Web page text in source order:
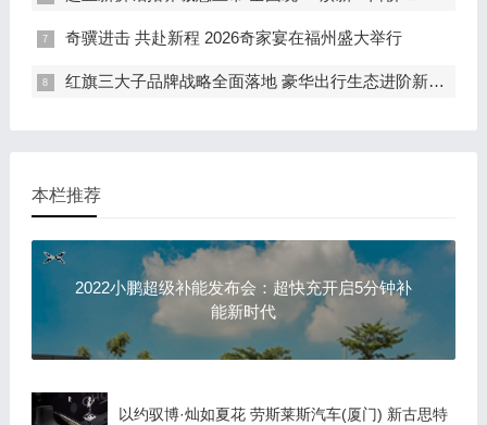
奇骥进击 共赴新程 2026奇家宴在福州盛大举行
红旗三大子品牌战略全面落地 豪华出行生态进阶新篇章
本栏推荐
2022小鹏超级补能发布会：超快充开启5分钟补
能新时代
以约驭博·灿如夏花 劳斯莱斯汽车(厦门) 新古思特